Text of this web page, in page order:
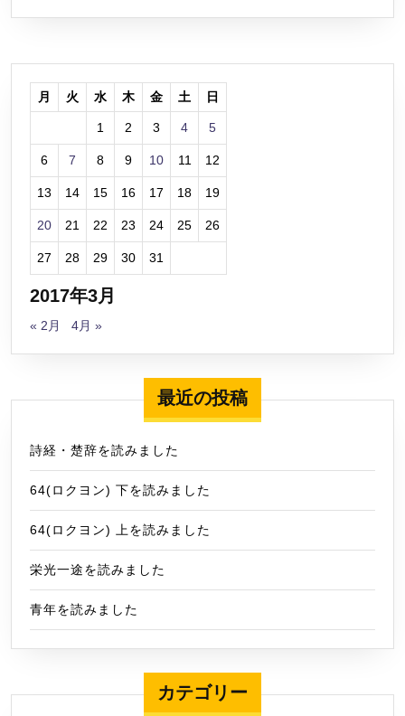
2017年3月
月 火 水 木 金 土 日
1 2 3 4 5
6 7 8 9 10 11 12
13 14 15 16 17 18 19
20 21 22 23 24 25 26
27 28 29 30 31
« 2月 4月 »
最近の投稿
詩経・楚辞を読みました
64(ロクヨン) 下を読みました
64(ロクヨン) 上を読みました
栄光一途を読みました
青年を読みました
カテゴリー